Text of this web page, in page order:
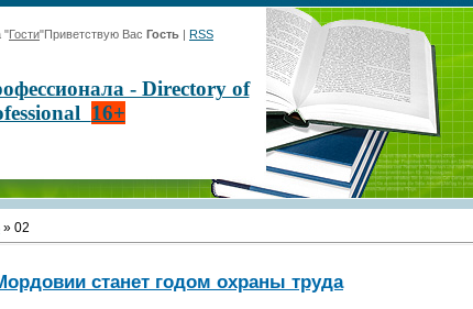
"Гости"Приветствую Вас Гость | RSS
- Directory of
16+
» 02
станет годом охраны труда